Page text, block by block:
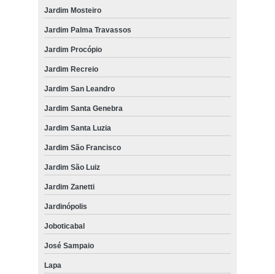
Jardim Mosteiro
Jardim Palma Travassos
Jardim Procópio
Jardim Recreio
Jardim San Leandro
Jardim Santa Genebra
Jardim Santa Luzia
Jardim São Francisco
Jardim São Luiz
Jardim Zanetti
Jardinópolis
Joboticabal
José Sampaio
Lapa